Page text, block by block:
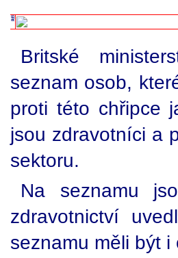
Britské
seznam osob,
proti této chřipce
jsou zdravotníci a
sektoru.
Na seznamu
zdravotnictví
seznamu měli být